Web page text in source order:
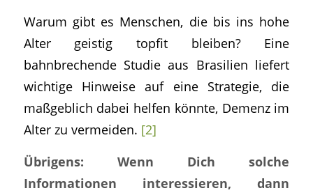
Warum gibt es Menschen, die bis ins hohe
Alter geistig topfit bleiben? Eine
bahnbrechende Studie aus Brasilien liefert
wichtige Hinweise auf eine Strategie, die
maßgeblich dabei helfen könnte, Demenz im
Alter zu vermeiden. [2]
Übrigens: Wenn Dich solche
Informationen interessieren, dann